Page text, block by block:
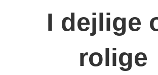
I dejlige
rolige